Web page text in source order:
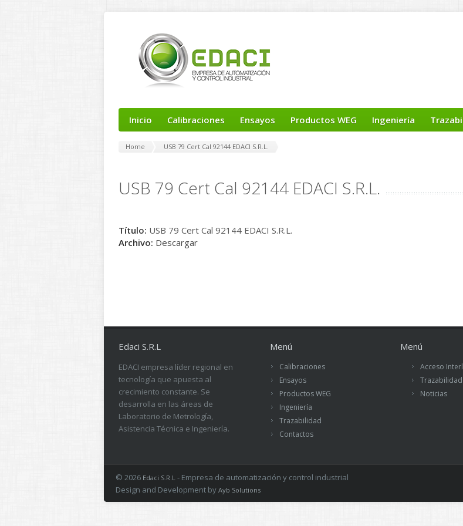
Inicio Calibraciones Ensayos Productos WEG Ingeniería
Home USB 79 Cert Cal 92144 EDACI S.R.L.
USB 79 Cert Cal 92144 EDACI S.R.L.
Título: USB 79 Cert Cal 92144 EDACI S.R.L.
Archivo: Descargar
Edaci S.R.L
EDACI empresa líder regional en
tecnología que apuesta al
crecimiento constante. Se
desarrolla en las áreas de
Laboratorio de Metrología,
Asistencia Técnica e Ingeniería.
Menú
Calibraciones
Ensayos
Productos WEG
Ingeniería
Trazabilidad
Contactos
Menú
Acceso
Trazabilidad
Noticias
© 2026 Edaci S.R.L - Empresa de automatización y control industrial
Design and Development by Ayb Solutions